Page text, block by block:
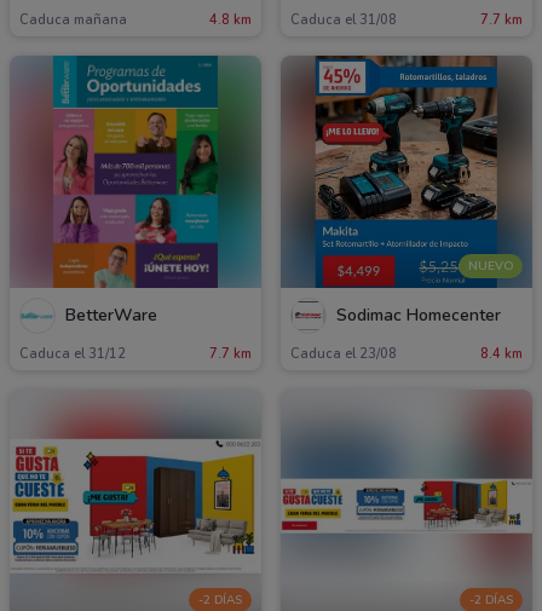
Caduca mañana 4.8 km Caduca el 31/08 7.7 km
BetterWare
Caduca el 31/12 7.7 km
NUEVO
Sodimac Homecenter
Caduca el 23/08 8.4 km
-2 DÍAS -2 DÍAS